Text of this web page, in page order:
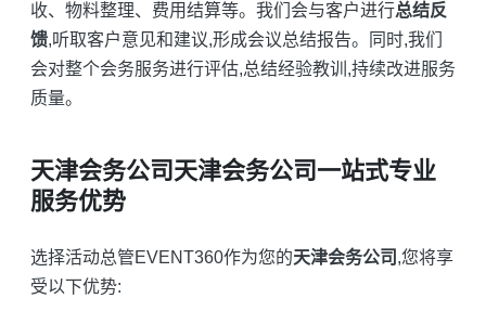
收、物料整理、费用结算等。我们会与客户进行总结反
馈,听取客户意见和建议,形成会议总结报告。同时,我们
会对整个会务服务进行评估,总结经验教训,持续改进服务
质量。
天津会务公司天津会务公司一站式专业
服务优势
选择活动总管EVENT360作为您的天津会务公司 ,您将享
受以下优势: